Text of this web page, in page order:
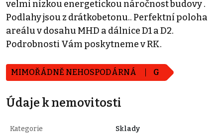
velmi nízkou energetickou náročnost budovy .
Podlahy jsou z drátkobetonu.. Perfektní poloha
areálu v dosahu MHD a dálnice D1 a D2.
Podrobnosti Vám poskytneme v RK.
MIMOŘÁDNĚ NEHOSPODÁRNÁ G
Údaje k nemovitosti
Kategorie Sklady